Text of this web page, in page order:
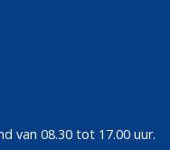
van 08.30 tot 17.00 uur.